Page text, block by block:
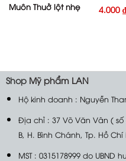
Muôn Thuở lột nhẹ 4.000₫
Shop Mỹ phẩm LAN
Hộ kinh doanh : Nguyễn
Địa chỉ : 37 Võ Văn Vân (
B, H. Bình Chánh, Tp. Hồ Chí
MST : 0315178999 do